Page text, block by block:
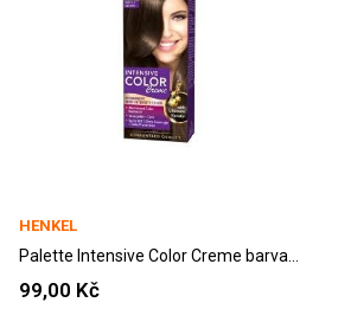
HENKEL
99,00 Kč